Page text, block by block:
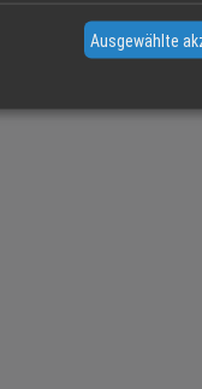
Ausgewählte